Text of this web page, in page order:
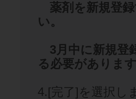
薬剤を新規登
い。
3月中に新規登
る必要があります
4.[完了]を選択し